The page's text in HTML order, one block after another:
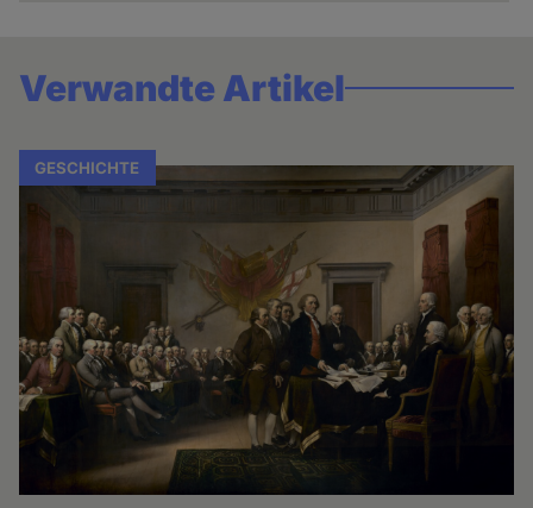
Verwandte Artikel
GESCHICHTE